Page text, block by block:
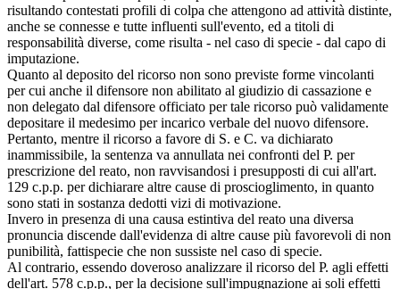
risultando contestati profili di colpa che attengono ad attività distinte,
anche se connesse e tutte influenti sull'evento, ed a titoli di
responsabilità diverse, come risulta - nel caso di specie - dal capo di
imputazione.
Quanto al deposito del ricorso non sono previste forme vincolanti
per cui anche il difensore non abilitato al giudizio di cassazione e
non delegato dal difensore officiato per tale ricorso può validamente
depositare il medesimo per incarico verbale del nuovo difensore.
Pertanto, mentre il ricorso a favore di S. e C. va dichiarato
inammissibile, la sentenza va annullata nei confronti del P. per
prescrizione del reato, non ravvisandosi i presupposti di cui all'art.
129 c.p.p. per dichiarare altre cause di proscioglimento, in quanto
sono stati in sostanza dedotti vizi di motivazione.
Invero in presenza di una causa estintiva del reato una diversa
pronuncia discende dall'evidenza di altre cause più favorevoli di non
punibilità, fattispecie che non sussiste nel caso di specie.
Al contrario, essendo doveroso analizzare il ricorso del P. agli effetti
dell'art. 578 c.p.p., per la decisione sull'impugnazione ai soli effetti